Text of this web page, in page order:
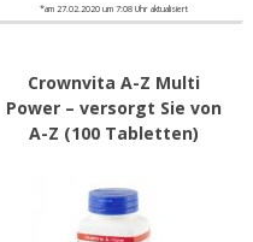
*am 27.02.2020 um 7:08 Uhr aktualisiert
Crownvita A-Z Multi
Power – versorgt Sie von
A-Z (100 Tabletten)